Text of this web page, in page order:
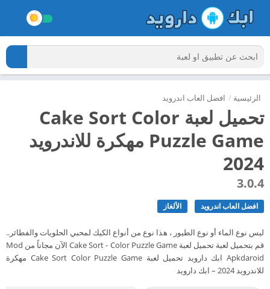
الرئيسية / افضل العاب اندرويد
تحميل لعبة Cake Sort Color
Puzzle Game مهكرة للاندرويد
2024
3.0.4
افضل العاب اندرويد الألغاز
ليس نوع الماء أو نوع الطيور ، هذا نوع من أنواع الكيك لمحبي الحلويات والفطائر..
قم بتحميل لعبة تحميل لعبة Cake Sort - Color Puzzle Game الآن مجاناً من Mod
Apkdaroid ابك دارويد تحميل لعبة Cake Sort Color Puzzle Game مهكرة
للاندرويد 2024 – ابك دارويد